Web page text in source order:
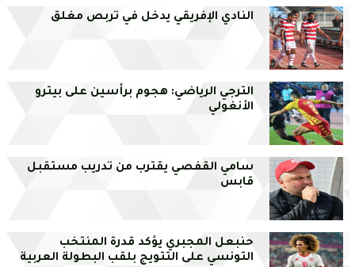
النادي الإفريقي يدخل في تربص مغلق
الترجي الرياضي: هجوم برأسين على بيترو
الأنغولي
سامي القفصي يقترب من تدريب مستقبل
قابس
حنبعل المجبري يؤكد قدرة المنتخب
التونسي على التتويج بلقب البطولة العربية